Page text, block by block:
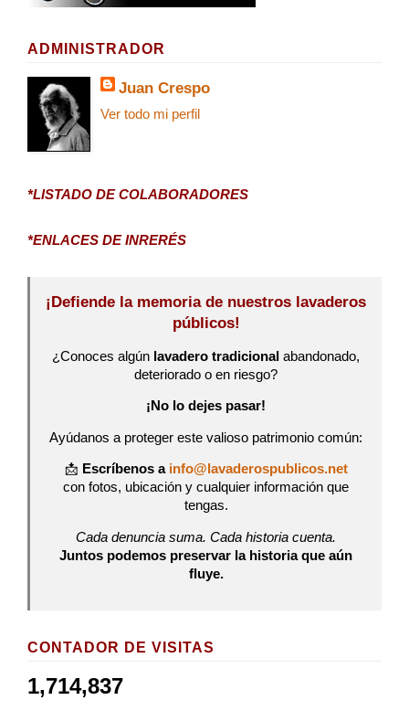
ADMINISTRADOR
Juan Crespo
Ver todo mi perfil
*LISTADO DE COLABORADORES
*ENLACES DE INRERÉS
¡Defiende la memoria de nuestros lavaderos
públicos!
¿Conoces algún lavadero tradicional abandonado,
deteriorado o en riesgo?
¡No lo dejes pasar!
Ayúdanos a proteger este valioso patrimonio común:
📩 Escríbenos a info@lavaderospublicos.net
con fotos, ubicación y cualquier información que
tengas.
Cada denuncia suma. Cada historia cuenta.
Juntos podemos preservar la historia que aún
fluye.
CONTADOR DE VISITAS
1,714,837